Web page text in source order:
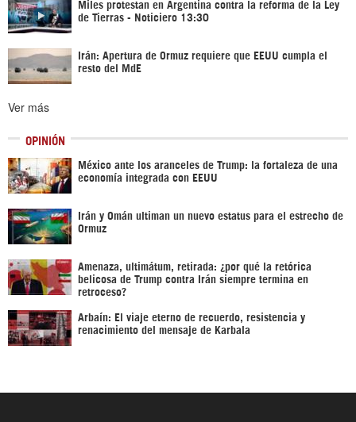
Miles protestan en Argentina contra la reforma de la Ley
de Tierras - Noticiero 13:30
Irán: Apertura de Ormuz requiere que EEUU cumpla el
resto del MdE
Ver más
OPINIÓN
México ante los aranceles de Trump: la fortaleza de una
economía integrada con EEUU
Irán y Omán ultiman un nuevo estatus para el estrecho de
Ormuz
Amenaza, ultimátum, retirada: ¿por qué la retórica
belicosa de Trump contra Irán siempre termina en
retroceso?
Arbaín: El viaje eterno de recuerdo, resistencia y
renacimiento del mensaje de Karbala